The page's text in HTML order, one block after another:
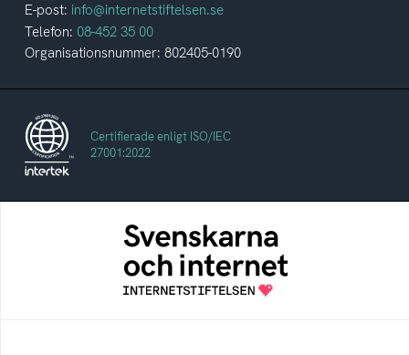
E-post: info@internetstiftelsen.se
Telefon: 08-452 35 00
Organisationsnummer: 802405-0190
Certifierade enligt ISO/IEC
27001:2022
Svenskarna och internet
En årlig studie av svenska folkets
internetvanor